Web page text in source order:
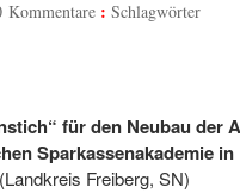
Kommentare Schlagwörter
für den Neubau der
Sparkassenakademie in
(Landkreis Freiberg, SN)